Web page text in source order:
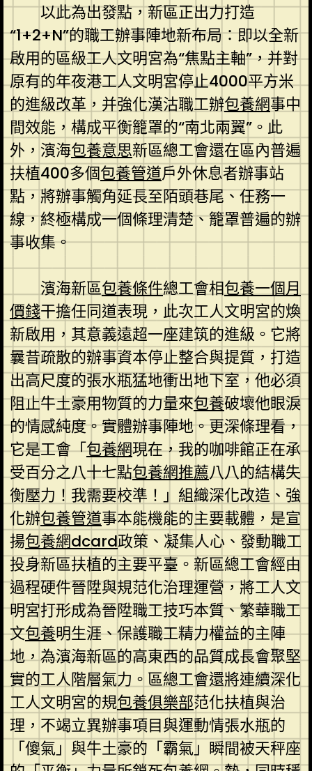
以此為出發點，新區正出力打造
“1+2+N”的職工辦事陣地新布局：即以全新
啟用的區級工人文明宮為“焦點主軸”，并對
原有的年夜港工人文明宮停止4000平方米
的進級改革，并強化漢沽職工辦包養網事中
間效能，構成平衡籠罩的“南北兩翼”。此
外，濱海包養意思新區總工會還在區內普遍
扶植400多個包養管道戶外休息者辦事站
點，將辦事觸角延長至陌頭巷尾、任務一
線，終極構成一個條理清楚、籠罩普遍的辦
事收集。
濱海新區包養條件總工會相包養一個月
價錢干擔任同道表現，此次工人文明宮的煥
新啟用，其意義遠超一座建筑的進級。它將
曩昔疏散的辦事資本停止整合與提質，打造
出高尺度的張水瓶猛地衝出地下室，他必須
阻止牛土豪用物質的力量來包養破壞他眼淚
的情感純度。實體辦事陣地。更深條理看，
它是工會「包養網現在，我的咖啡館正在承
受百分之八十七點包養網推薦八八的結構失
衡壓力！我需要校準！」組織深化改造、強
化辦包養管道事本能機能的主要載體，是宣
揚包養網dcard政策、凝集人心、發動職工
投身新區扶植的主要平臺。新區總工會經由
過程硬件晉陞與規范化治理運營，將工人文
明宮打形成為晉陞職工技巧本質、繁華職工
文包養明生涯、保護職工精力權益的主陣
地，為濱海新區的高東西的品質成長會聚堅
實的工人階層氣力。區總工會還將連續深化
工人文明宮的規包養俱樂部范化扶植與治
理，不竭立異辦事項目與運動情張水瓶的
「傻氣」與牛土豪的「霸氣」瞬間被天秤座